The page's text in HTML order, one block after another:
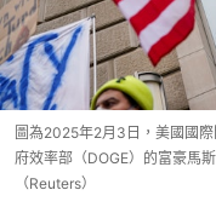
圖為2025年2月3日，美國國
府效率部（DOGE）的富豪馬
（Reuters）